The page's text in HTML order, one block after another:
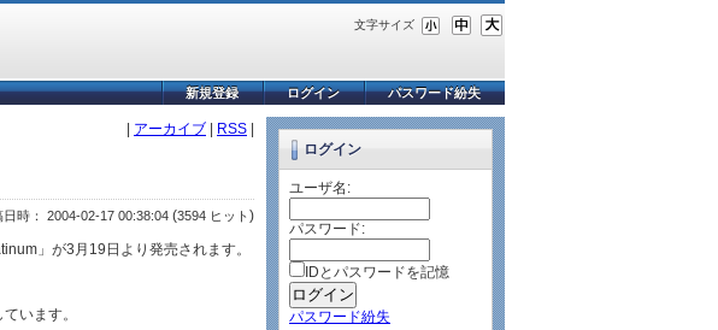
文字サイズ
パスワード紛失
ログイン
新規登録
アーカイブ RSS
日時： 2004-02-17 00:38:04 (3594 ヒット)
」が3月19日より発売されます。
います。
ログイン
ユーザ名:
パスワード:
IDとパスワードを記憶
パスワード紛失